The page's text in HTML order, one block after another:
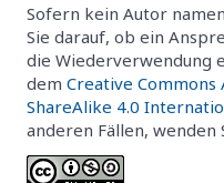
Sofern kein Autor
Sie darauf, ob ein
die Wiederverwendung
dem Creative
ShareAlike 4.0
anderen Fällen, wenden